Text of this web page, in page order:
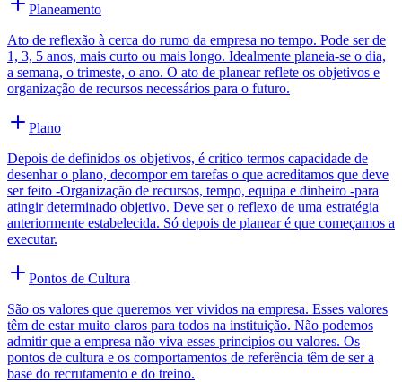
Planeamento
Ato de reflexão à cerca do rumo da empresa no tempo. Pode ser de
1, 3, 5 anos, mais curto ou mais longo. Idealmente planeia-se o dia,
a semana, o trimeste, o ano. O ato de planear reflete os objetivos e
organização de recursos necessários para o futuro.
Plano
Depois de definidos os objetivos, é critico termos capacidade de
desenhar o plano, decompor em tarefas o que acreditamos que deve
ser feito -Organização de recursos, tempo, equipa e dinheiro -para
atingir determinado objetivo. Deve ser o reflexo de uma estratégia
anteriormente estabelecida. Só depois de planear é que começamos a
executar.
Pontos de Cultura
São os valores que queremos ver vividos na empresa. Esses valores
têm de estar muito claros para todos na instituição. Não podemos
admitir que a empresa não viva esses principios ou valores. Os
pontos de cultura e os comportamentos de referência têm de ser a
base do recrutamento e do treino.